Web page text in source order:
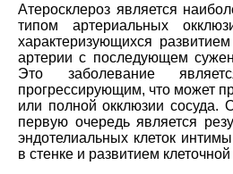
Атеросклероз является
типом артериальных
характеризующихся
артерии с последующем
Это заболевание
прогрессирующим, что может
или полной окклюзии сосуда.
первую очередь является
эндотелиальных клеток
в стенке и развитием